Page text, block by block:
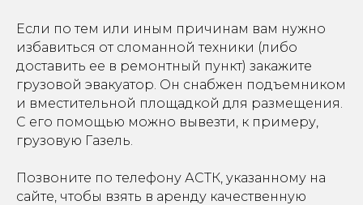
Если по тем или иным причинам вам нужно
избавиться от сломанной техники (либо
доставить ее в ремонтный пункт) закажите
грузовой эвакуатор. Он снабжен подъемником
и вместительной площадкой для размещения.
С его помощью можно вывезти, к примеру,
грузовую Газель.
Позвоните по телефону АСТК, указанному на
сайте, чтобы взять в аренду качественную